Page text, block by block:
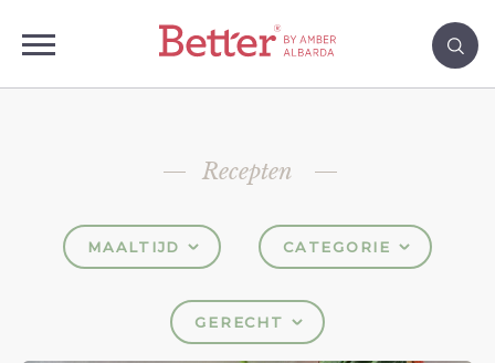
Recepten
MAALTIJD CATEGORIE
GERECHT